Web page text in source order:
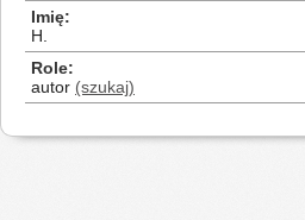
Imię
H.
Role
autor (szukaj)